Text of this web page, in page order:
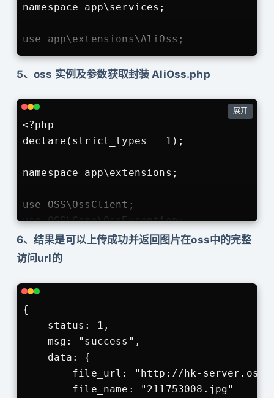
    public function actionUploadImage()
return $this-
    }
namespace app\services;
use app\extensions\AliOss;
class OssImageService extends
    /**
     * oss上传图片
     *
     * @return array
     * @throws \OSS\Core\OssException
    public function uploadImage()
    {
$ossClient  =
$bucketName =
$fileName =
            // 临时文件位置
$tmpFile =
            // 定义文件存储的oss位置
$ossPath = 'test/'.date('Y-
            // 定义oss object
$object = $ossPath .'.'
5、oss 实例及参数获取封装 AliOss.php
展开
<?php
declare(strict_types = 1);
namespace app\extensions;
use OSS\OssClient;
use OSS\Core\OssException;
/**
*/
{
const endpoint        = 'oss-cn-
const accessKeyId     =
const accessKeySecret =
    const bucket          = 'hk-server';
6、结果是可以上传成功并返回图片在oss中的完整
访问url的
{
    status: 1,
    msg: "success",
    data: {
file_url: "http://hk-
        file_name: "211753008.jpg"